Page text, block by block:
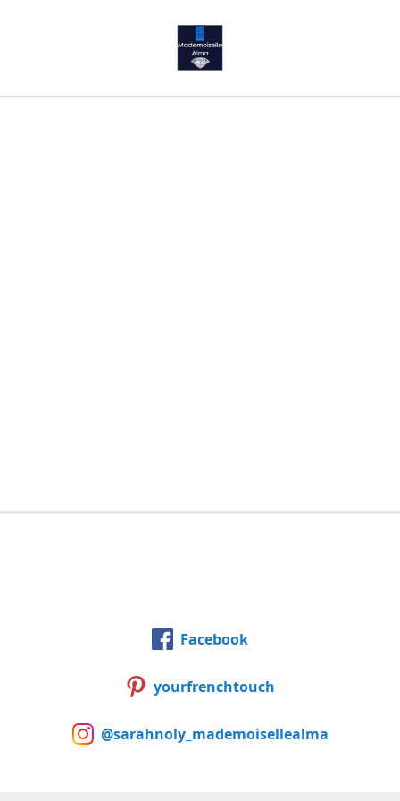
Facebook
yourfrenchtouch
@sarahnoly_mademoisellealma